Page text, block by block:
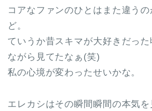
コアなファンのひとはまた違う
ど。
ていうか昔スキマが大好きだった
ながら見てたなぁ(笑)
私の心境が変わったせいかな。
エレカシはその瞬間瞬間の本気を